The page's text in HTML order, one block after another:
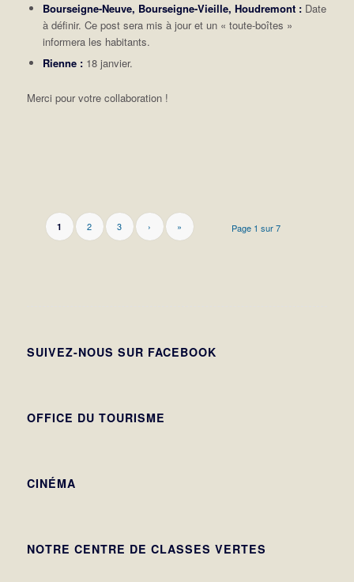
Bourseigne-Neuve, Bourseigne-Vieille, Houdremont :Date
à définir. Ce post sera mis à jour et un « toute-boîtes »
informera les habitants.
Rienne :18 janvier.
Merci pour votre collaboration !
Page 1 sur 7
1 2 3 › »
SUIVEZ-NOUS SUR FACEBOOK
OFFICE DU TOURISME
CINÉMA
NOTRE CENTRE DE CLASSES VERTES